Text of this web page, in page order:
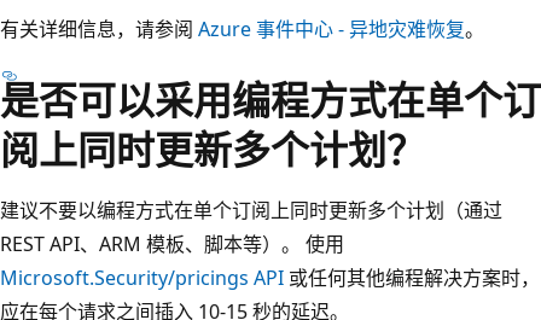
有关详细信息，请参阅 Azure 事件中心 - 异地灾难恢复。
是否可以采用编程方式在单个订
阅上同时更新多个计划？
建议不要以编程方式在单个订阅上同时更新多个计划（通过
REST API、ARM 模板、脚本等）。 使用
Microsoft.Security/pricings API 或任何其他编程解决方案时，
应在每个请求之间插入 10-15 秒的延迟。